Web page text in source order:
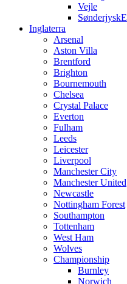
Vejle
SønderjyskE
Inglaterra
Arsenal
Aston Villa
Brentford
Brighton
Bournemouth
Chelsea
Crystal Palace
Everton
Fulham
Leeds
Leicester
Liverpool
Manchester City
Manchester United
Newcastle
Nottingham Forest
Southampton
Tottenham
West Ham
Wolves
Championship
Burnley
Norwich